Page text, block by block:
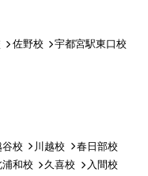
佐野校 宇都宮駅東口校
谷校 川越校
春日部校
浦和校 久喜校
入間校